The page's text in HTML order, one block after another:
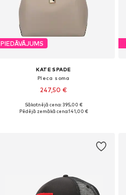
PIEDĀVĀJUMS
KATE SPADE
Pleca soma
247,50 €
Pieejamie izmēri: One Size
Sākotnējā cena: 395,00 €
Pēdējā zemākā cena:141,00 €